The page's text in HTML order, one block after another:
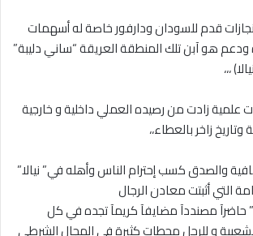
قدم للسودان ودارفور خاصة له أسهمات
هو آبن تلك المنطقة العريقة “ساني دليبة”
،،،
علمية زادت من رصيده العملي داخلية و خارجية
زاخر بالعطاء،،
والصدق كسب إحترام الناس وأهله في” نيالا”
التي أثبتت معادن الرجال
مصنددآ مضايفآ كريمآ تجده في كل
و للرجل محطات كثيرة في المجال الشرطي